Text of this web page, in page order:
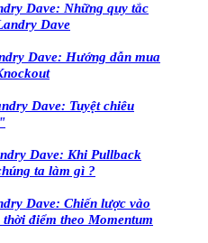
Dave: Những quy tắc
Dave
Dave: Hướng dẫn mua
Dave: Tuyệt chiêu
Dave: Khi Pullback
ta làm gì ?
Dave: Chiến lược vào
điểm theo Momentum